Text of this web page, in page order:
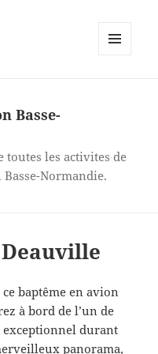
Basse-
toutes les activites de
Normandie.
baptême en avion
à bord de l’un de
exceptionnel durant
panorama,